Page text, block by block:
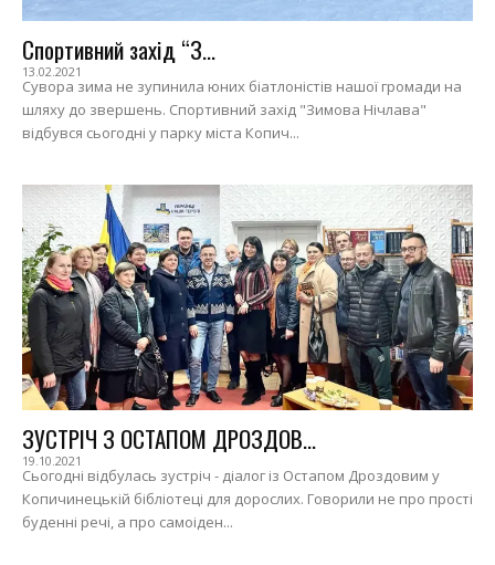
Спортивний захід “З...
13.02.2021
Сувора зима не зупинила юних біатлоністів нашої громади на
шляху до звершень. Спортивний захід "Зимова Нічлава"
відбувся сьогодні у парку міста Копич...
ЗУСТРІЧ З ОСТАПОМ ДРОЗДОВ...
19.10.2021
Сьогодні відбулась зустріч - діалог із Остапом Дроздовим у
Копичинецькій бібліотеці для дорослих. Говорили не про прості
буденні речі, а про самоіден...